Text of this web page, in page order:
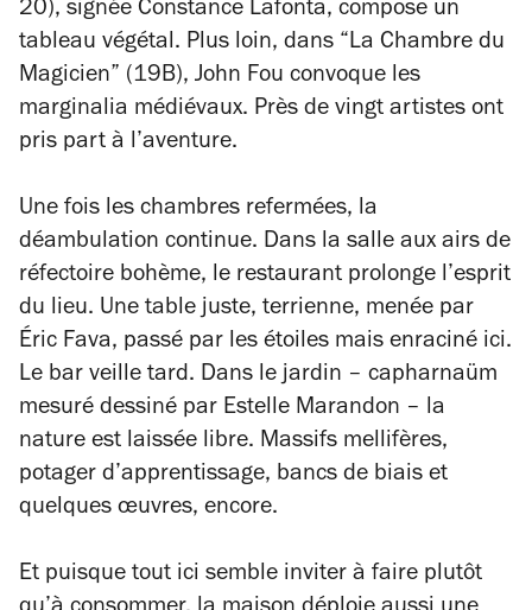
20), signée Constance Lafonta, compose un
tableau végétal. Plus loin, dans “La Chambre du
Magicien” (19B), John Fou convoque les
marginalia médiévaux. Près de vingt artistes ont
pris part à l’aventure.
Une fois les chambres refermées, la
déambulation continue. Dans la salle aux airs de
réfectoire bohème, le restaurant prolonge l’esprit
du lieu. Une table juste, terrienne, menée par
Éric Fava, passé par les étoiles mais enraciné ici.
Le bar veille tard. Dans le jardin – capharnaüm
mesuré dessiné par Estelle Marandon – la
nature est laissée libre. Massifs mellifères,
potager d’apprentissage, bancs de biais et
quelques œuvres, encore.
Et puisque tout ici semble inviter à faire plutôt